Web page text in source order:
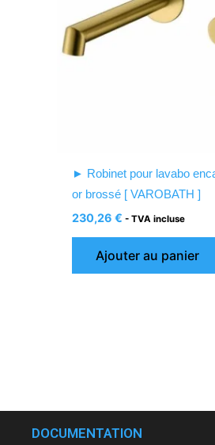
► Robinet pour lavabo
or brossé [ VAROBATH ]
230,26€ - TVA incluse
Ajouter au panier
DOCUMENTATION